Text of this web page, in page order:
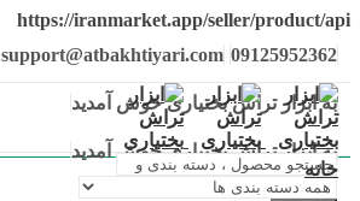
https://iranmarket.app/seller/product/api
support@atbakhtiyari.com 09125952362
به ابزار تراش بختیاری خوش آمدید
به ابزار تراش بختیاری خوش آمدید
خانه